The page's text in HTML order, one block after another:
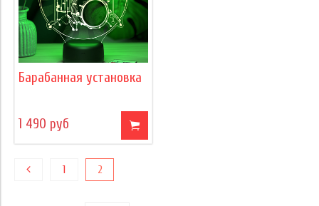
Барабанная установка
1 490 руб
1 2